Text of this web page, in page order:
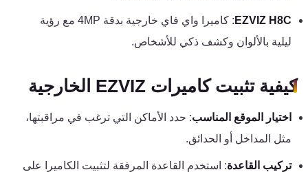
EZVIZ H8C
: كاميرا واي فاي خارجية بدقة 4MP مع رؤية
ليلية بالألوان وكشف ذكي للأشخاص.
كيفية تثبيت كاميرات EZVIZ الخارجية
اختيار الموقع المناسب: حدد الأماكن التي ترغب في مراقبتها،
مثل المداخل أو الحدائق.
تركيب القاعدة: استخدم القاعدة المرفقة لتثبيت الكاميرا على